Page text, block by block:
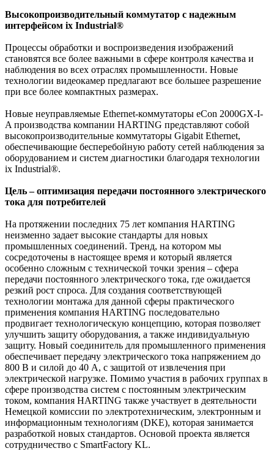
Высокопроизводительный коммутатор с надежным
интерфейсом ix Industrial®
Процессы обработки и воспроизведения изображений
становятся все более важными в сфере контроля качества и
наблюдения во всех отраслях промышленности. Новые
технологии видеокамер предлагают все большее разрешение
при все более компактных размерах.
Новые неуправляемые Ethernet-коммутаторы eCon 2000GX-I-
A производства компании HARTING представляют собой
высокопроизводительные коммутаторы Gigabit Ethernet,
обеспечивающие бесперебойную работу сетей наблюдения за
оборудованием и систем диагностики благодаря технологии
ix Industrial®.
Цель – оптимизация передачи постоянного электрического
тока для потребителей
На протяжении последних 75 лет компания HARTING
неизменно задает высокие стандарты для новых
промышленных соединений. Тренд, на котором мы
сосредоточены в настоящее время и который является
особенно сложным с технической точки зрения – сфера
передачи постоянного электрического тока, где ожидается
резкий рост спроса. Для создания соответствующей
технологии монтажа для данной сферы практического
применения компания HARTING последовательно
продвигает технологическую концепцию, которая позволяет
улучшить защиту оборудования, а также индивидуальную
защиту. Новый соединитель для промышленного применения
обеспечивает передачу электрического тока напряжением до
800 В и силой до 40 А, с защитой от извлечения при
электрической нагрузке. Помимо участия в рабочих группах в
сфере производства систем с постоянным электрическим
током, компания HARTING также участвует в деятельности
Немецкой комиссии по электротехническим, электронным и
информационным технологиям (DKE), которая занимается
разработкой новых стандартов. Основой проекта является
сотрудничество с SmartFactory KL.